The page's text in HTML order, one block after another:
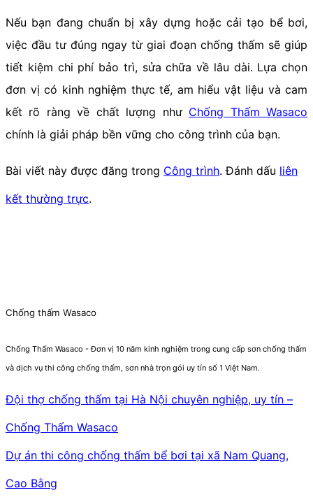
Nếu bạn đang chuẩn bị xây dựng hoặc cải tạo bể bơi,
việc đầu tư đúng ngay từ giai đoạn chống thấm sẽ giúp
tiết kiệm chi phí bảo trì, sửa chữa về lâu dài. Lựa chọn
đơn vị có kinh nghiệm thực tế, am hiểu vật liệu và cam
kết rõ ràng về chất lượng như Chống Thấm Wasaco
chính là giải pháp bền vững cho công trình của bạn.
Bài viết này được đăng trong Công trình. Đánh dấu liên
kết thường trực.
Chống thấm Wasaco
Chống Thấm Wasaco - Đơn vị 10 năm kinh nghiệm trong cung cấp sơn chống thấm
và dịch vụ thi công chống thấm, sơn nhà trọn gói uy tín số 1 Việt Nam.
Đội thợ chống thấm tại Hà Nội chuyên nghiệp, uy tín –
Chống Thấm Wasaco
Dự án thi công chống thấm bể bơi tại xã Nam Quang,
Cao Bằng